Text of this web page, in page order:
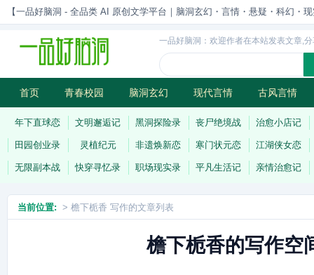
【一品好脑洞 - 全品类 AI 原创文学平台｜脑洞玄幻・言情・悬疑・科幻・
一品好脑洞：欢迎作者在本站发表文章,
首页 青春校园 脑洞玄幻 现代言情 古风言情
历史权谋 武侠江湖 灵异志怪 连载
年下直球恋 文明邂逅记 黑洞探险录 丧尸绝境战 治愈小店记
田园创业录 灵植纪元 非遗焕新恋 寒门状元恋 江湖侠女恋
无限副本战 快穿寻忆录 职场现实录 平凡生活记 亲情治愈记
当前位置: > 檐下栀香 写作的文章列表
檐下栀香的写作空